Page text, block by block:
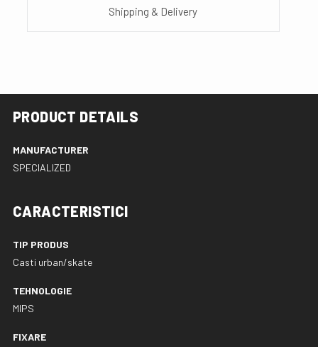
Shipping & Delivery
PRODUCT DETAILS
MANUFACTURER
SPECIALIZED
CARACTERISTICI
TIP PRODUS
Casti urban/skate
TEHNOLOGIE
MIPS
FIXARE